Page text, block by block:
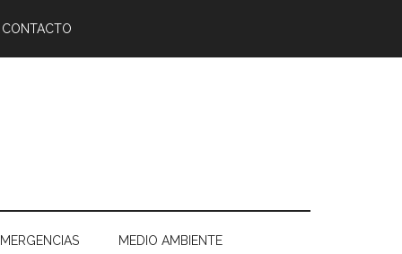
CONTACTO
MEDIO AMBIENTE